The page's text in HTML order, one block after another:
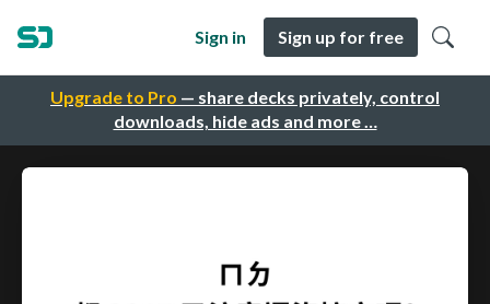
Upgrade to Pro — share decks privately, control
downloads, hide ads and more …
Sign in Sign up for free